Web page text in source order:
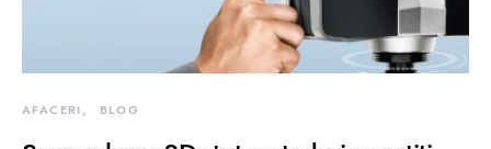
AFACERI BLOG